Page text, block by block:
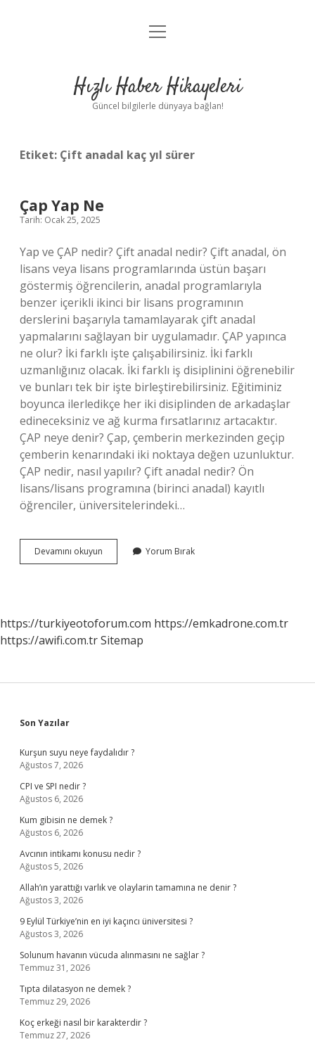
Anasayfa
Yasal Uyarı
menüyü
Hızlı Haber Hikayeleri
Güncel bilgilerle dünyaya bağlan!
Etiket: Çift anadal kaç yıl sürer
Çap Yap Ne
Tarih: Ocak 25, 2025
Yap ve ÇAP nedir? Çift anadal nedir? Çift anadal, ön
lisans veya lisans programlarında üstün başarı
göstermiş öğrencilerin, anadal programlarıyla
benzer içerikli ikinci bir lisans programının
derslerini başarıyla tamamlayarak çift anadal
yapmalarını sağlayan bir uygulamadır. ÇAP yapınca
ne olur? İki farklı işte çalışabilirsiniz. İki farklı
uzmanlığınız olacak. İki farklı iş disiplinini öğrenebilir
ve bunları tek bir işte birleştirebilirsiniz. Eğitiminiz
boyunca ilerledikçe her iki disiplinden de arkadaşlar
edineceksiniz ve ağ kurma fırsatlarınız artacaktır.
ÇAP neye denir? Çap, çemberin merkezinden geçip
çemberin kenarındaki iki noktaya değen uzunluktur.
ÇAP nedir, nasıl yapılır? Çift anadal nedir? Ön
lisans/lisans programına (birinci anadal) kayıtlı
öğrenciler, üniversitelerindeki…
Devamını okuyun
Yap
Yorum Bırak
https://turkiyeotoforum.com https://emkadrone.com.tr
https://awifi.com.trSitemap
Sidebar
Son Yazılar
Kurşun suyu neye faydalıdır ?
Ağustos 7, 2026
CPI ve SPI nedir ?
Ağustos 6, 2026
Kum gibisin ne demek ?
Ağustos 6, 2026
Avcının intikamı konusu nedir ?
Ağustos 5, 2026
Allah’ın yarattığı varlık ve olaylarin tamamına ne denir ?
Ağustos 3, 2026
9 Eylül Türkiye’nin en iyi kaçıncı üniversitesi ?
Ağustos 3, 2026
Solunum havanın vücuda alınmasını ne sağlar ?
Temmuz 31, 2026
Tıpta dilatasyon ne demek ?
Temmuz 29, 2026
Koç erkeği nasıl bir karakterdir ?
Temmuz 27, 2026